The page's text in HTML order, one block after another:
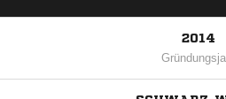
2014